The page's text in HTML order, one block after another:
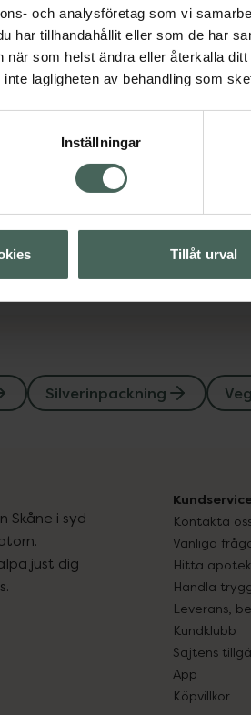
och analysföretag som vi
har tillhandahållit eller som de har
när som helst ändra eller återkalla
lagligheten av behandling som
Inställningar
Tillåt urval
Visa
Visa
Silverinpackning
Skåne i syd
just dig
Kontakta
Vanliga
Hitta apotek
Handla
Leverans,
Kundklubb
Sajtens
App
Köpvillkor